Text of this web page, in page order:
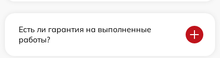
Есть ли гарантия на выполненные
работы?